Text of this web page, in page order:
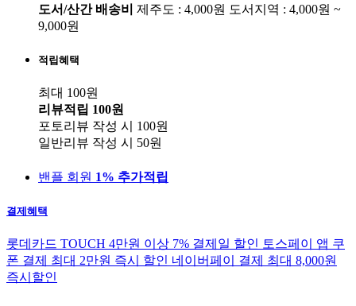
도서/산간 배송비 제주도 : 4,000원 도서지역 : 4,000원 ~
9,000원
적립혜택
최대 100원
리뷰적립 100원
포토리뷰 작성 시
100원
일반리뷰 작성 시
50원
밴플 회원 1% 추가적립
결제혜택
롯데카드 TOUCH 4만원 이상 7% 결제일 할인 토스페이 앱 쿠
폰 결제 최대 2만원 즉시 할인 네이버페이 결제 최대 8,000원
즉시할인